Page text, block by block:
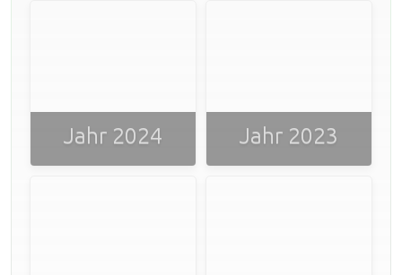
Jahr 2024 Jahr 2023